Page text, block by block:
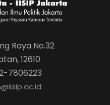
Raya No.32
12610
7806223